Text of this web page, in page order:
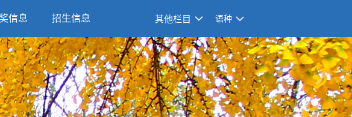
信息 招生信息 其他栏目 语种